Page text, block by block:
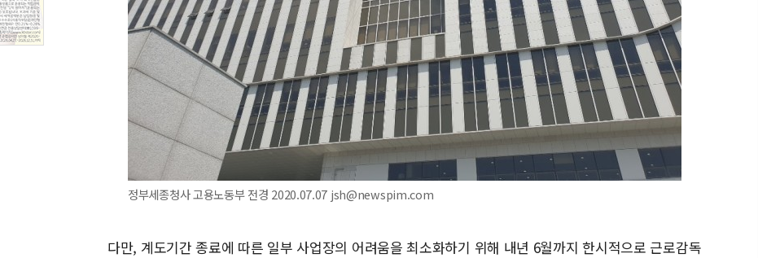
정부세종청사 고용노동부 전경 2020.07.07 jsh@newspim.com
다만, 계도기간 종료에 따른 일부 사업장의 어려움을 최소화하기 위해 내년 6월까지 한시적으로 근로감독